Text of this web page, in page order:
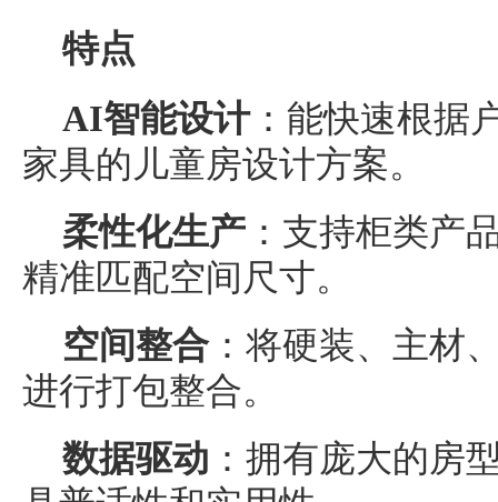
特点
AI智能设计：能快速根据
家具的儿童房设计方案。
柔性化生产 ：支持柜类产
精准匹配空间尺寸。
空间整合：将硬装、主材
进行打包整合。
数据驱动 ：拥有庞大的房